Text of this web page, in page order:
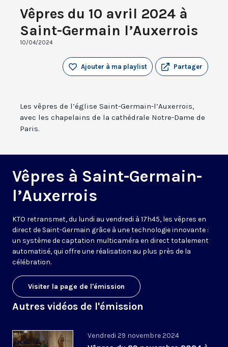
Vêpres du 10 avril 2024 à
Saint-Germain l’Auxerrois
10/04/2024
Partager
Ajouter à ma playlist
Les vêpres de l’église Saint-Germain-l’Auxerrois,
avec les chapelains de la cathédrale Notre-Dame de
Paris.
Vêpres à Saint-Germain-
l’Auxerrois
KTO retransmet, du lundi au vendredi à 17h45, les vêpres en
direct de Saint-Germain grâce à une technologie innovante :
un système de captation multicaméra en direct totalement
automatisé, qui offre une réalisation au plus près de la
célébration.
Visiter la page de l'émission
Autres vidéos de l'émission
Vendredi 29 novembre 2024